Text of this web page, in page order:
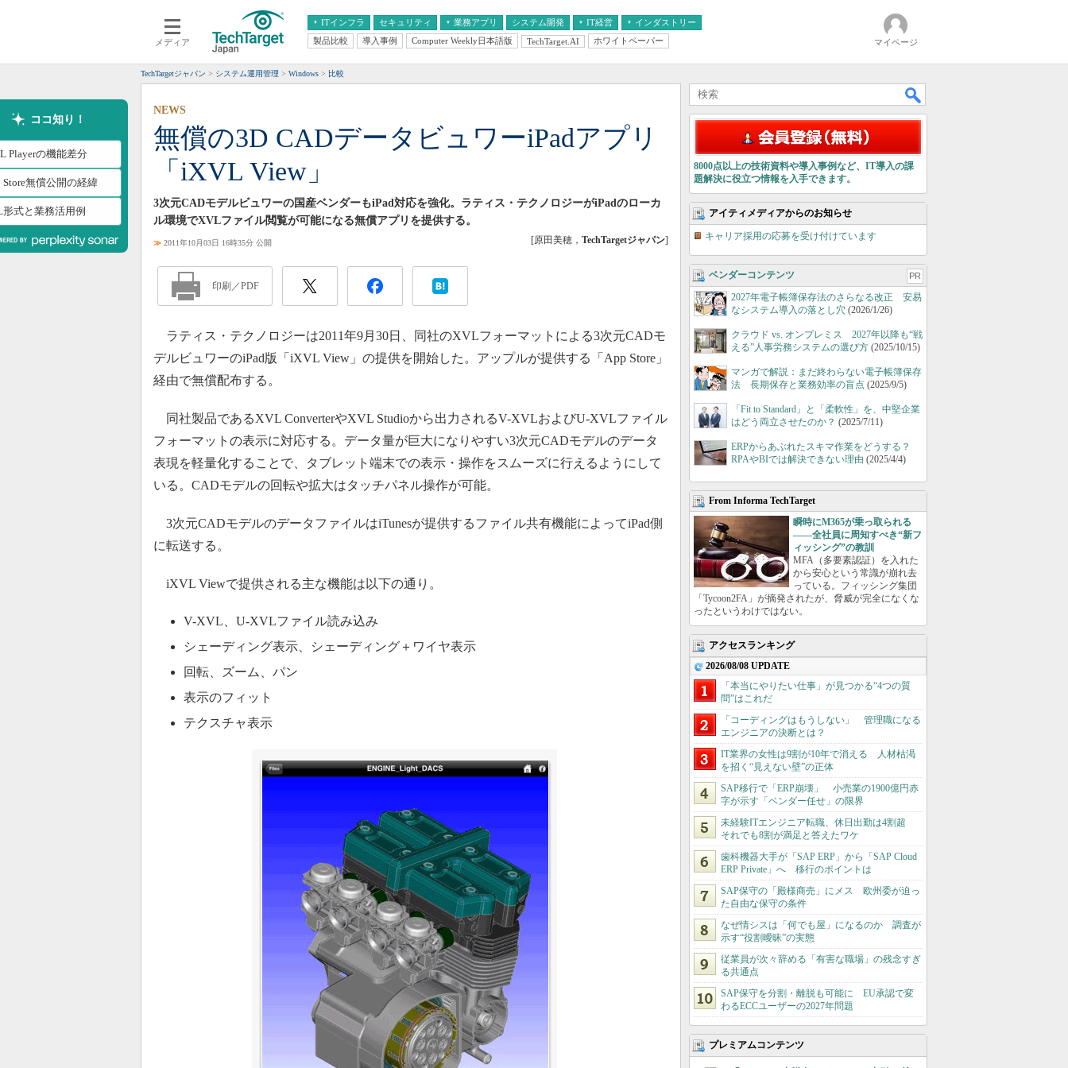
メディア
ITインフラ
クラウド
スマートモバイル
ネットワーク
システム運用管理
セキュリティ 業務アプリ
エンタープライズAI
ERP
情報系システム
システム開発 IT経営
経営とIT
インダストリー
医療IT
製品比較 導入事例 Computer Weekly日本語版 TechTarget.AI ホワイトペーパー マイページ
TechTargetジャパン システム運用管理 Windows 比較
ココ知り！
Playerの機能差分
Store無償公開の経緯
式と業務活用例
無償の3D CADデータビュワーiPadアプリ
「iXVL View」
NEWS
3次元CADモデルビュワーの国産ベンダーもiPad対応を強化。ラティス・テクノロジーがiPadのローカ
ル環境でXVLファイル閲覧が可能になる無償アプリを提供する。
≫ 2011年10月03日 16時35分 公開 [原田美穂， TechTargetジャパン]
印刷／PDF
ラティス・テクノロジーは2011年9月30日、同社のXVLフォーマットによる3次元CADモ
デルビュワーのiPad版「iXVL View」の提供を開始した。アップルが提供する「App Store」
経由で無償配布する。
同社製品であるXVL ConverterやXVL Studioから出力されるV-XVLおよびU-XVLファイル
フォーマットの表示に対応する。データ量が巨大になりやすい3次元CADモデルのデータ
表現を軽量化することで、タブレット端末での表示・操作をスムーズに行えるようにして
いる。CADモデルの回転や拡大はタッチパネル操作が可能。
3次元CADモデルのデータファイルはiTunesが提供するファイル共有機能によってiPad側
に転送する。
iXVL Viewで提供される主な機能は以下の通り。
V-XVL、U-XVLファイル読み込み
シェーディング表示、シェーディング＋ワイヤ表示
回転、ズーム、パン
表示のフィット
テクスチャ表示
8000点以上の技術資料や導入事例など、IT導入の課
題解決に役立つ情報を入手できます。
アイティメディアからのお知らせ
キャリア採用の応募を受け付けています
ベンダーコンテンツ PR
2027年電子帳簿保存法のさらなる改正 安易
なシステム導入の落とし穴 (2026/1/26)
クラウド vs. オンプレミス 2027年以降も“戦
える”人事労務システムの選び方 (2025/10/15)
マンガで解説：まだ終わらない電子帳簿保存
法 長期保存と業務効率の盲点 (2025/9/5)
「Fit to Standard」と「柔軟性」を、中堅企業
はどう両立させたのか？ (2025/7/11)
ERPからあぶれたスキマ作業をどうする？
RPAやBIでは解決できない理由 (2025/4/4)
From Informa TechTarget
瞬時にM365が乗っ取られる
――全社員に周知すべき“新フ
ィッシング”の教訓
MFA（多要素認証）を入れた
から安心という常識が崩れ去
っている。フィッシング集団
「Tycoon2FA」が摘発されたが、脅威が完全になくな
ったというわけではない。
アクセスランキング
2026/08/08 UPDATE
「本当にやりたい仕事」が見つかる“4つの質
問”はこれだ
「コーディングはもうしない」 管理職になる
エンジニアの決断とは？
IT業界の女性は9割が10年で消える 人材枯渇
を招く“見えない壁”の正体
SAP移行で「ERP崩壊」 小売業の1900億円赤
字が示す「ベンダー任せ」の限界
未経験ITエンジニア転職、休日出勤は4割超
それでも8割が満足と答えたワケ
歯科機器大手が「SAP ERP」から「SAP Cloud
ERP Private」へ 移行のポイントは
SAP保守の「殿様商売」にメス 欧州委が迫っ
た自由な保守の条件
なぜ情シスは「何でも屋」になるのか 調査が
示す“役割曖昧”の実態
従業員が次々辞める「有害な職場」の残念すぎ
る共通点
SAP保守を分割・離脱も可能に EU承認で変
わるECCユーザーの2027年問題
プレミアムコンテンツ